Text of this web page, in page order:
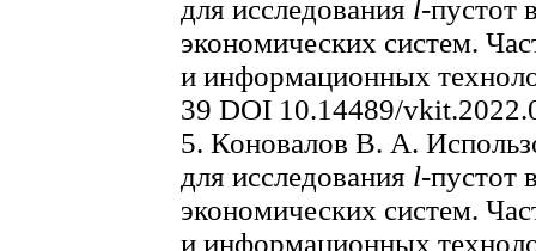
для исследования l-пустот
экономических систем.
и информационных
39 DOI 10.14489/
5. Коновалов В. А.
для исследования l-пустот
экономических систем.
и информационных